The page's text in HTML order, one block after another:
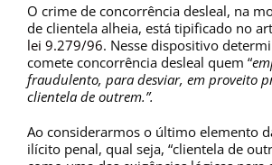
O crime de concorrência desleal, na
de clientela alheia, está tipificado no
lei 9.279/96. Nesse dispositivo
comete concorrência desleal quem “
fraudulento, para desviar, em proveito
clientela de outrem.”.
Ao considerarmos o último elemento
ilícito penal, qual seja, “clientela de